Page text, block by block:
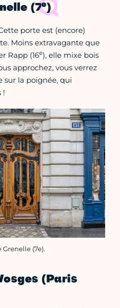
(7e)
porte est (encore)
Moins extravagante que
Rapp (16e), elle mixe bois
approchez, vous verrez
sur la poignée, qui
!
Grenelle (7e).
(Paris